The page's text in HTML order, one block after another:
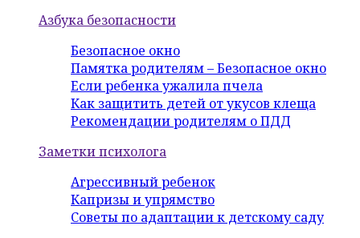
Азбука безопасности
Безопасное окно
Памятка родителям – Безопасное окно
Если ребенка ужалила пчела
Как защитить детей от укусов клеща
Рекомендации родителям о ПДД
Заметки психолога
Агрессивный ребенок
Капризы и упрямство
Советы по адаптации к детскому саду